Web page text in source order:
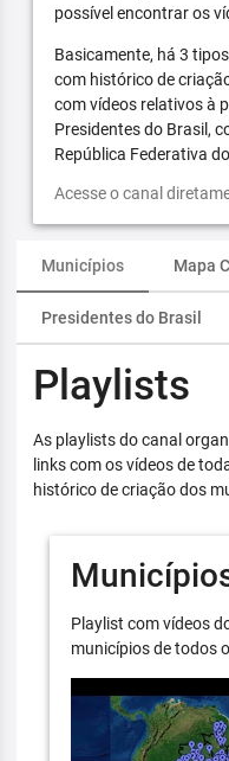
possível encontrar os
Basicamente, há 3
com histórico de
com vídeos relativos à
Presidentes do Brasil,
República Federativa
Acesse o canal
Municípios Mapa
Presidentes do Brasil
Playlists
As playlists do canal
links com os vídeos de
histórico de criação dos
Playlist com vídeos
municípios de todos